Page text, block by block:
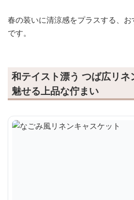
春の装いに清涼感をプラスする、お
です。
和テイスト漂う つば広リ
魅せる上品な佇まい